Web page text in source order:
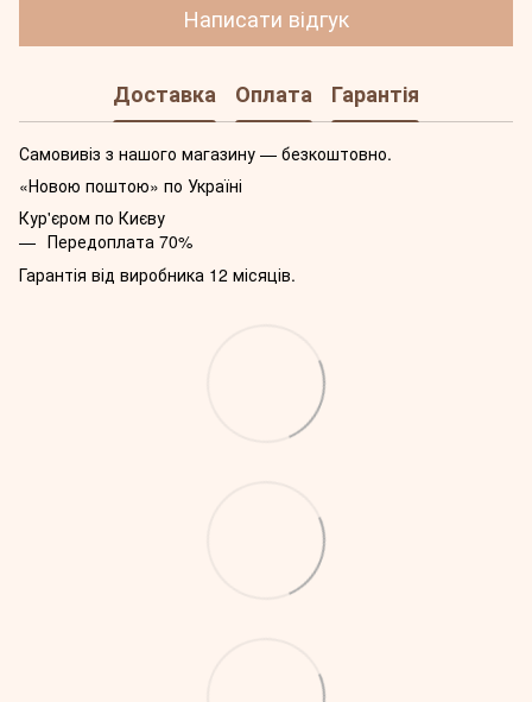
Написати відгук
Доставка Оплата Гарантія
Самовивіз з нашого магазину — безкоштовно.
«Новою поштою» по Україні
Кур'єром по Києву
Передоплата 70%
Гарантія від виробника 12 місяців.